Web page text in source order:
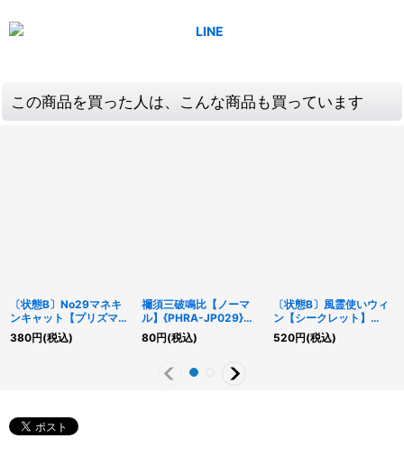
この商品を買った人は、こんな商品も買っています
〔状態B〕No29マネキ
ンキャット【プリズマテ
ィックシークレット】
{LOCH-JP062}《エク
380円(税込)
禰須三破鳴比【ノーマ
ル】{PHRA-JP029}
《モンスター》
80円(税込)
〔状態B〕風霊使いウィ
ン【シークレット】
{CH02-JP003}《モン
スター》
520円(税込)